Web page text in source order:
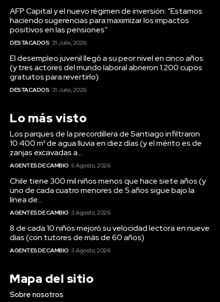
AFP Capital y el nuevo régimen de inversión: “Estamos
haciendo sugerencias para maximizar los impactos
positivos en las pensiones”
DESTACADOS 31 Julio, 2026
El desempleo juvenil llegó a su peor nivel en cinco años
(y tres actores del mundo laboral abrieron 1.200 cupos
gratuitos para revertirlo)
DESTACADOS 31 Julio, 2026
Lo más visto
Los parques de la precordillera de Santiago infiltraron
10.400 m³ de agua lluvia en diez días (y el mérito es de
zanjas excavadas a...
AGENTES DE CAMBIO 5 Agosto, 2026
Chile tiene 300 mil niños menos que hace siete años (y
uno de cada cuatro menores de 5 años sigue bajo la
línea de...
AGENTES DE CAMBIO 3 Agosto, 2026
8 de cada 10 niños mejoró su velocidad lectora en nueve
días (con tutores de más de 60 años)
AGENTES DE CAMBIO 3 Agosto, 2026
Mapa del sitio
Sobre nosotros